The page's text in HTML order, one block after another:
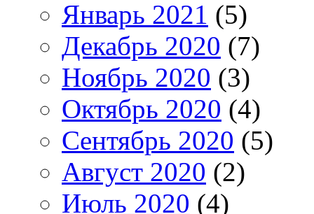
Январь 2021 (5)
Декабрь 2020 (7)
Ноябрь 2020 (3)
Октябрь 2020 (4)
Сентябрь 2020 (5)
Август 2020 (2)
Июль 2020 (4)